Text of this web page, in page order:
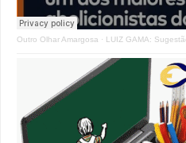
Outro Olhar Amargosa · LUIZ GAMA: